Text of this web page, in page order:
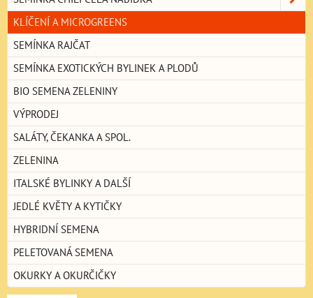
KLÍČENÍ A MICROGREENS
SEMÍNKA RAJČAT
SEMÍNKA EXOTICKÝCH BYLINEK A PLODŮ
BIO SEMENA ZELENINY
VÝPRODEJ
SALÁTY, ČEKANKA A SPOL.
ZELENINA
ITALSKÉ BYLINKY A DALŠÍ
JEDLÉ KVĚTY A KYTIČKY
HYBRIDNÍ SEMENA
PELETOVANÁ SEMENA
OKURKY A OKURČIČKY